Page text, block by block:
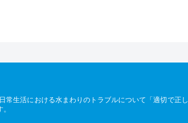
生活における水まわりのトラブルについて「適切で正